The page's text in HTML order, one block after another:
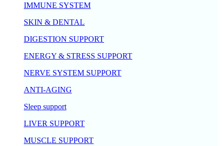
IMMUNE SYSTEM
SKIN & DENTAL
DIGESTION SUPPORT
ENERGY & STRESS SUPPORT
NERVE SYSTEM SUPPORT
ANTI-AGING
Sleep support
LIVER SUPPORT
MUSCLE SUPPORT